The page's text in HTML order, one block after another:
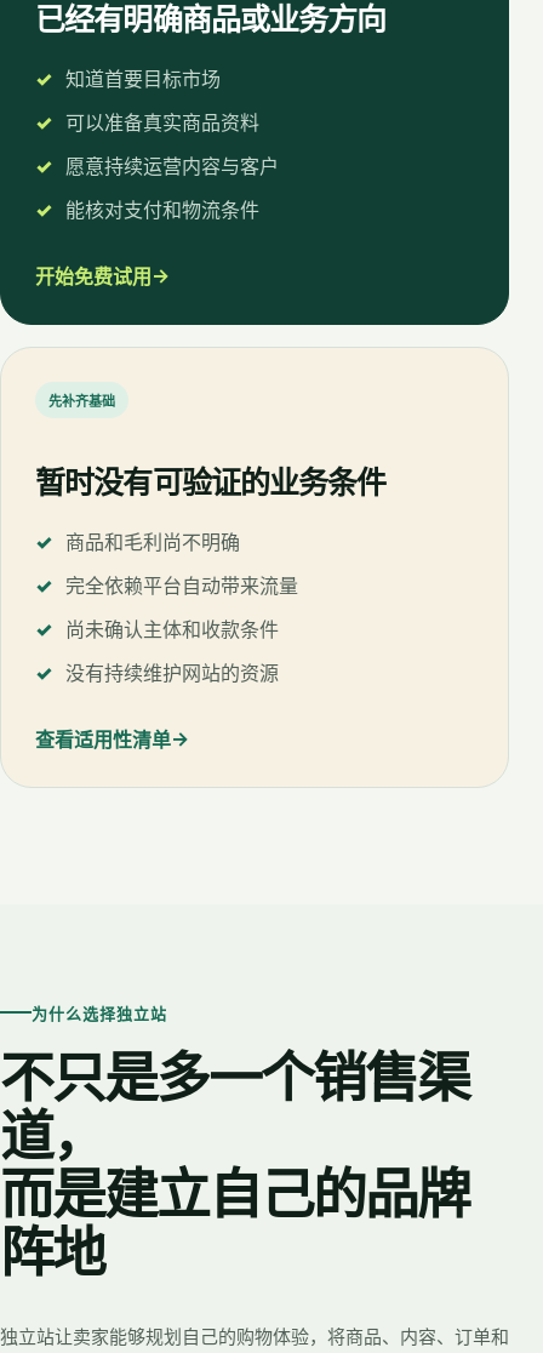
已经有明确商品或业务方向
知道首要目标市场
可以准备真实商品资料
愿意持续运营内容与客户
能核对支付和物流条件
开始免费试用 →
先补齐基础
暂时没有可验证的业务条件
商品和毛利尚不明确
完全依赖平台自动带来流量
尚未确认主体和收款条件
没有持续维护网站的资源
查看适用性清单→
为什么选择独立站
不只是多一个销售渠
道，
而是建立自己的品牌
阵地
独立站让卖家能够规划自己的购物体验，将商品、内容、订单和